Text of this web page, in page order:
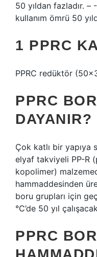
50 yıldan fazladır. –
kullanım ömrü 50
1 PPRC
PPRC redüktör
PPRC
DAYANIR?
Çok katlı bir yapıya
elyaf takviyeli PP-R
kopolimer)
hammaddesinden
boru grupları için
°C’de 50 yıl
PPRC